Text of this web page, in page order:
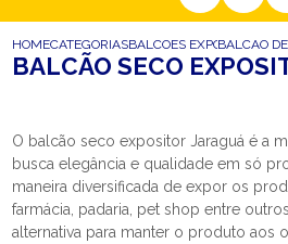
HOMECATEGORIASBALCOES EXPOSITORES
BALCAO DE
BALCÃO SECO
O balcão seco expositor Jaraguá é a
busca elegância e qualidade em só
maneira diversificada de expor os
farmácia, padaria, pet shop entre
alternativa para manter o produto aos